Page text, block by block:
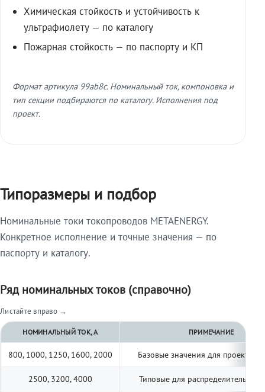
Химическая стойкость и устойчивость к
ультрафиолету — по каталогу
Пожарная стойкость — по паспорту и КП
Формат артикула 99ab8c. Номинальный ток, компоновка и
тип секции подбираются по каталогу. Исполнения под
проект.
Типоразмеры и подбор
Номинальные токи токопроводов METAENERGY.
Конкретное исполнение и точные значения — по
паспорту и каталогу.
Ряд номинальных токов (справочно)
Листайте вправо →
НОМИНАЛЬНЫЙ ТОК, А ПРИМЕЧАНИЕ
800, 1000, 1250, 1600, 2000 Базовые значения для
2500, 3200, 4000 Типовые для распределительных